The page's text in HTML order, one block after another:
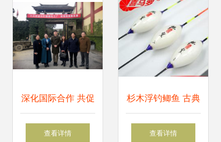
深化国际合作 共促
渔具产业升级 韩国
查看详情
杉木浮钓鲫鱼 古典
渔具与现代销售的
查看详情